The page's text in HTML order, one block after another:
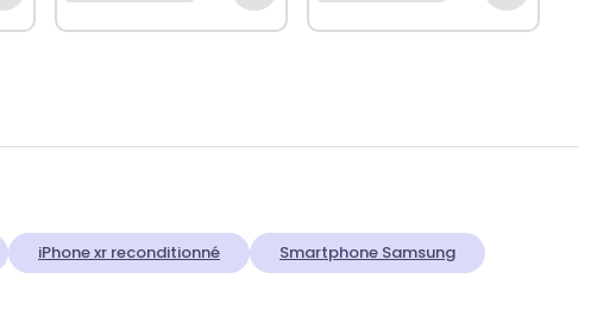
iPhone xr reconditionné
Smartphone Samsung